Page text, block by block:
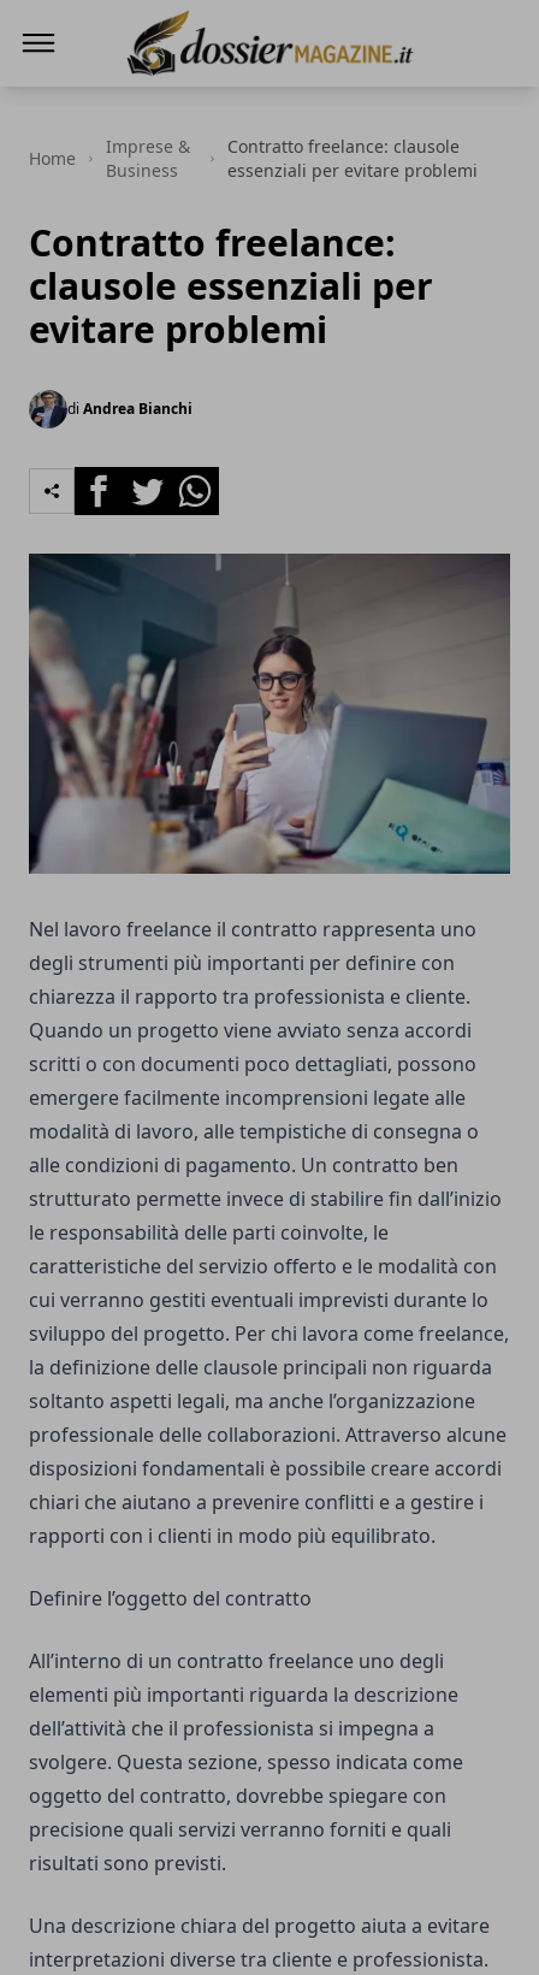
Home
Imprese &
Business
Contratto freelance: clausole
essenziali per evitare problemi
Contratto freelance:
clausole essenziali per
evitare problemi
di Andrea Bianchi
FacebookTwitterWhatsapp
Nel lavoro freelance il contratto rappresenta uno
degli strumenti più importanti per definire con
chiarezza il rapporto tra professionista e cliente.
Quando un progetto viene avviato senza accordi
scritti o con documenti poco dettagliati, possono
emergere facilmente incomprensioni legate alle
modalità di lavoro, alle tempistiche di consegna o
alle condizioni di pagamento. Un contratto ben
strutturato permette invece di stabilire fin dall’inizio
le responsabilità delle parti coinvolte, le
caratteristiche del servizio offerto e le modalità con
cui verranno gestiti eventuali imprevisti durante lo
sviluppo del progetto. Per chi lavora come freelance,
la definizione delle clausole principali non riguarda
soltanto aspetti legali, ma anche l’organizzazione
professionale delle collaborazioni. Attraverso alcune
disposizioni fondamentali è possibile creare accordi
chiari che aiutano a prevenire conflitti e a gestire i
rapporti con i clienti in modo più equilibrato.
Definire l’oggetto del contratto
All’interno di un contratto freelance uno degli
elementi più importanti riguarda la descrizione
dell’attività che il professionista si impegna a
svolgere. Questa sezione, spesso indicata come
oggetto del contratto, dovrebbe spiegare con
precisione quali servizi verranno forniti e quali
risultati sono previsti.
Una descrizione chiara del progetto aiuta a evitare
interpretazioni diverse tra cliente e professionista.